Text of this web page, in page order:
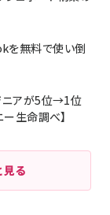
を無料で使い倒
ニアが5位→1位
生命調べ】
見る